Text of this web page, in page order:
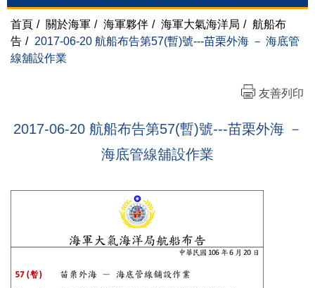
首頁 / 關於海軍 / 海軍夥伴 / 海軍大氣海洋局 / 航船布
告 / 2017-06-20 航船布告第57(暫)號---苗栗外海 － 海底管
線舖設作業
友善列印
2017-06-20 航船布告第57(暫)號---苗栗外海 －
海底管線舖設作業